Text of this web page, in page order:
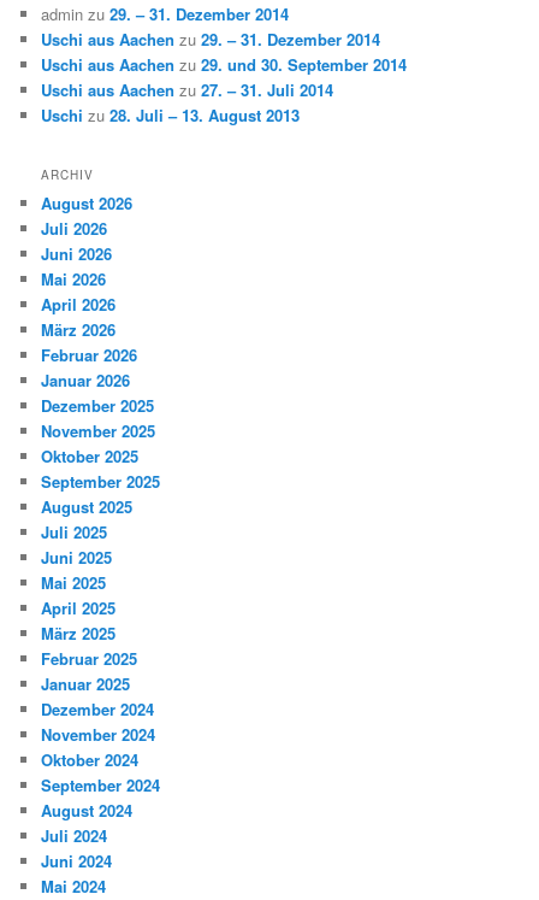
admin zu29. – 31. Dezember 2014
Uschi aus Aachen zu29. – 31. Dezember 2014
Uschi aus Aachen zu29. und 30. September 2014
Uschi aus Aachen zu27. – 31. Juli 2014
Uschi zu28. Juli – 13. August 2013
ARCHIV
August 2026
Juli 2026
Juni 2026
Mai 2026
April 2026
März 2026
Februar 2026
Januar 2026
Dezember 2025
November 2025
Oktober 2025
September 2025
August 2025
Juli 2025
Juni 2025
Mai 2025
April 2025
März 2025
Februar 2025
Januar 2025
Dezember 2024
November 2024
Oktober 2024
September 2024
August 2024
Juli 2024
Juni 2024
Mai 2024